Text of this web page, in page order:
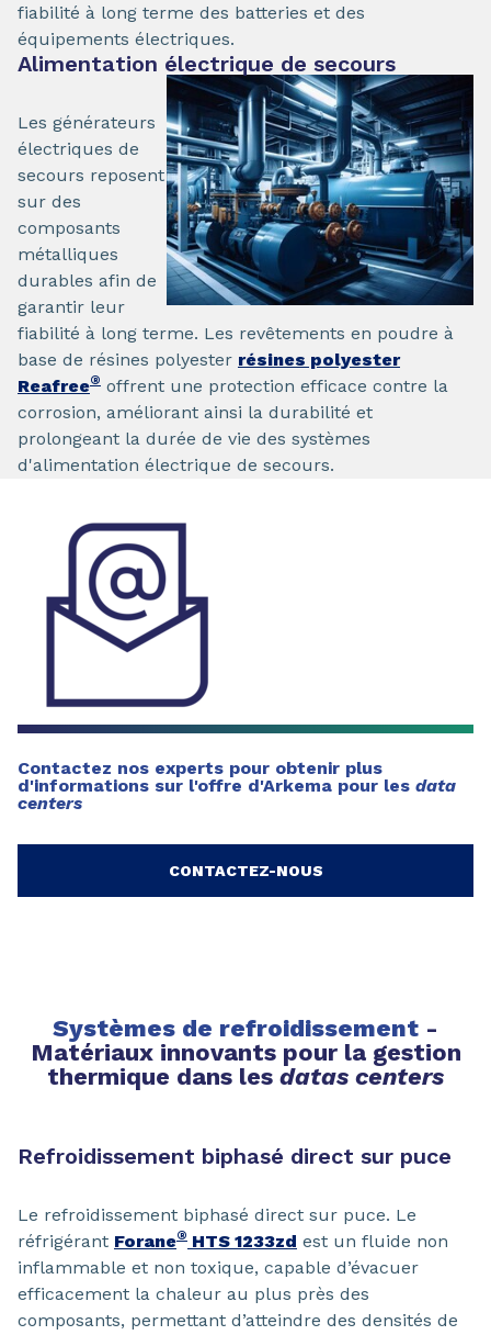
fiabilité à long terme des batteries et des
équipements électriques.
Alimentation électrique de secours
Les générateurs
électriques de
secours reposent
sur des
composants
métalliques
durables afin de
garantir leur
fiabilité à long terme. Les revêtements en poudre à
base de résines polyester résines polyester
Reafree® offrent une protection efficace contre la
corrosion, améliorant ainsi la durabilité et
prolongeant la durée de vie des systèmes
d'alimentation électrique de secours.
Contactez nos experts pour obtenir plus
d'informations sur l'offre d'Arkema pour les data
centers
CONTACTEZ-NOUS
Systèmes de refroidissement -
Matériaux innovants pour la gestion
thermique dans les datas centers
Refroidissement biphasé direct sur puce
Le refroidissement biphasé direct sur puce. Le
réfrigérant Forane® HTS 1233zd est un fluide non
inflammable et non toxique, capable d’évacuer
efficacement la chaleur au plus près des
composants, permettant d’atteindre des densités de